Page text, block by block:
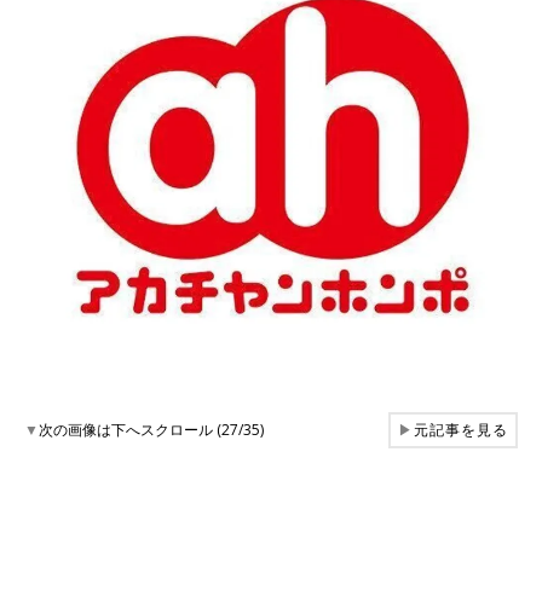
▼次の画像は下へスクロール (27/35) ▶元記事を見る